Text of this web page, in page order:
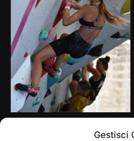
Gestisci